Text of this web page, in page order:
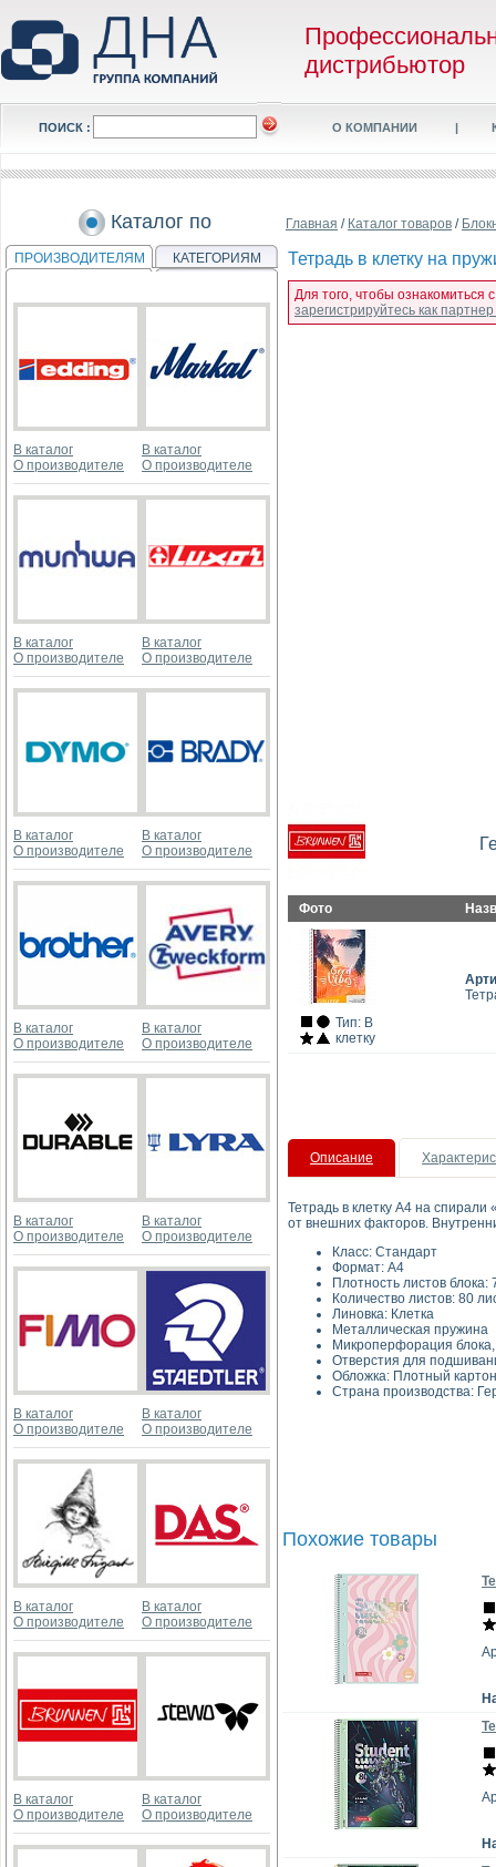
дистрибьютор
ПОИСК : О КОМПАНИИ |
Каталог по
ПРОИЗВОДИТЕЛЯМ КАТЕГОРИЯМ
В каталог
О производителе
В каталог
О производителе
В каталог
О производителе
В каталог
О производителе
В каталог
О производителе
В каталог
О производителе
В каталог
О производителе
В каталог
О производителе
В каталог
О производителе
В каталог
О производителе
В каталог
О производителе
В каталог
О производителе
В каталог
О производителе
В каталог
О производителе
В каталог
О производителе
В каталог
О производителе
Главная / Каталог товаров /
Тетрадь в клетку на
Для того, чтобы ознакомиться
зарегистрируйтесь как
Фото
Тип: В
клетку
Описание
Тетрадь в клетку А4 на
от внешних факторов.
Класс:
Плотность
Количество листов: 80
Линовка:
Металлическая
Микроперфорация
Отверстия для
Обложка:
Страна производства:
Похожие товары